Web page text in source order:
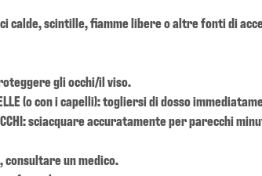
calde, scintille, fiamme libere o altre fonti di
gli occhi/il viso.
LA PELLE (o con i capelli): togliersi di dosso
OCCHI: sciacquare accuratamente per
consultare un medico.